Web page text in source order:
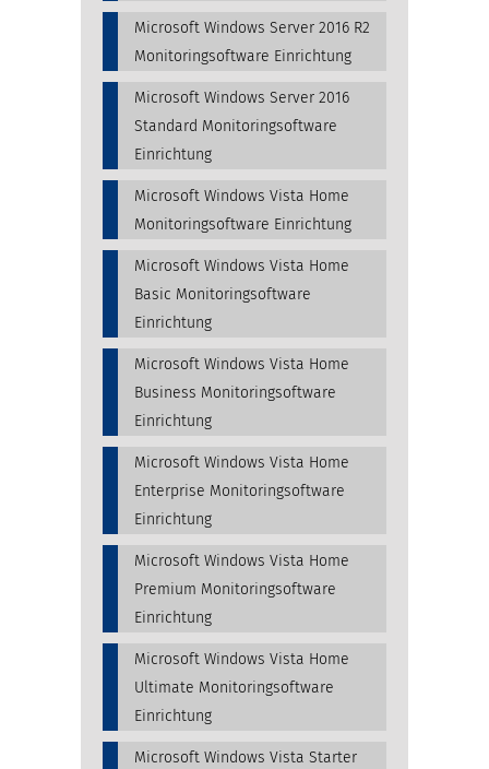
Microsoft Windows Server 2016 R2
Monitoringsoftware Einrichtung
Microsoft Windows Server 2016
Standard Monitoringsoftware
Einrichtung
Microsoft Windows Vista Home
Monitoringsoftware Einrichtung
Microsoft Windows Vista Home
Basic Monitoringsoftware
Einrichtung
Microsoft Windows Vista Home
Business Monitoringsoftware
Einrichtung
Microsoft Windows Vista Home
Enterprise Monitoringsoftware
Einrichtung
Microsoft Windows Vista Home
Premium Monitoringsoftware
Einrichtung
Microsoft Windows Vista Home
Ultimate Monitoringsoftware
Einrichtung
Microsoft Windows Vista Starter